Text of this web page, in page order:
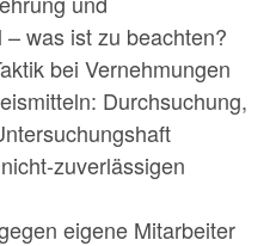
was ist zu beachten?
bei Vernehmungen
Durchsuchung,
zuverlässigen
eigene Mitarbeiter